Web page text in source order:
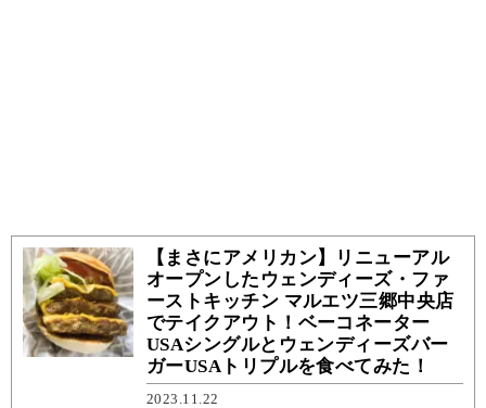
【まさにアメリカン】リニューアル
オープンしたウェンディーズ・ファ
ーストキッチン マルエツ三郷中央店
でテイクアウト！ベーコネーター
USAシングルとウェンディーズバー
ガーUSAトリプルを食べてみた！
2023.11.22